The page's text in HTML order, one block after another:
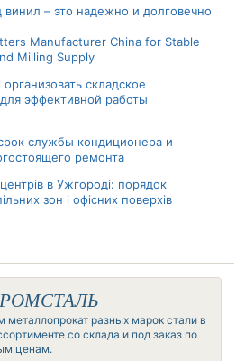
винил – это надежно и долговечно
Manufacturer China for Stable
Milling Supply
складское
эффективной работы
службы кондиционера и
ремонта
центрів в Ужгороді: порядок
зон і офісних поверхів
металлопрокат разных марок стали в
со склада и под заказ по
ценам.